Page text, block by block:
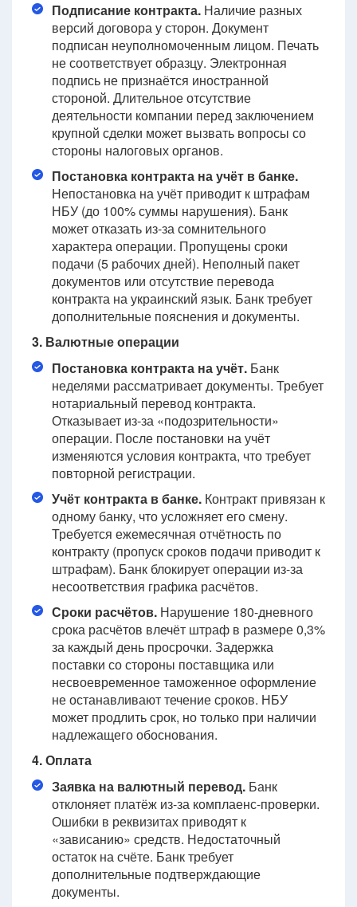
Подписание контракта. Наличие разных
версий договора у сторон. Документ
подписан неуполномоченным лицом. Печать
не соответствует образцу. Электронная
подпись не признаётся иностранной
стороной. Длительное отсутствие
деятельности компании перед заключением
крупной сделки может вызвать вопросы со
стороны налоговых органов.
Постановка контракта на учёт в банке.
Непостановка на учёт приводит к штрафам
НБУ (до 100% суммы нарушения). Банк
может отказать из-за сомнительного
характера операции. Пропущены сроки
подачи (5 рабочих дней). Неполный пакет
документов или отсутствие перевода
контракта на украинский язык. Банк требует
дополнительные пояснения и документы.
3. Валютные операции
Постановка контракта на учёт. Банк
неделями рассматривает документы. Требует
нотариальный перевод контракта.
Отказывает из-за «подозрительности»
операции. После постановки на учёт
изменяются условия контракта, что требует
повторной регистрации.
Учёт контракта в банке. Контракт привязан к
одному банку, что усложняет его смену.
Требуется ежемесячная отчётность по
контракту (пропуск сроков подачи приводит к
штрафам). Банк блокирует операции из-за
несоответствия графика расчётов.
Сроки расчётов. Нарушение 180-дневного
срока расчётов влечёт штраф в размере 0,3%
за каждый день просрочки. Задержка
поставки со стороны поставщика или
несвоевременное таможенное оформление
не останавливают течение сроков. НБУ
может продлить срок, но только при наличии
надлежащего обоснования.
4. Оплата
Заявка на валютный перевод. Банк
отклоняет платёж из-за комплаенс-проверки.
Ошибки в реквизитах приводят к
«зависанию» средств. Недостаточный
остаток на счёте. Банк требует
дополнительные подтверждающие
документы.